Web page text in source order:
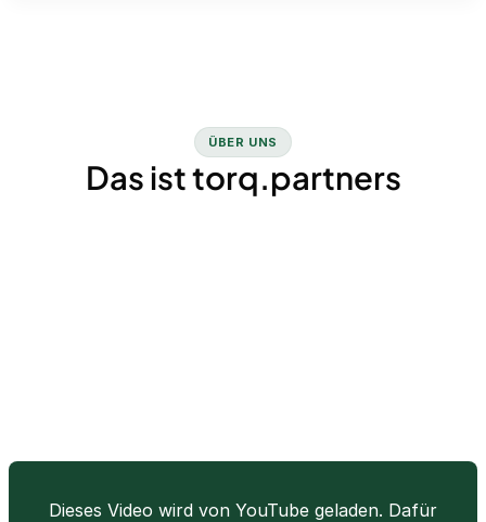
ÜBER UNS
Das ist torq.partners
Dieses Video wird von YouTube geladen. Dafür